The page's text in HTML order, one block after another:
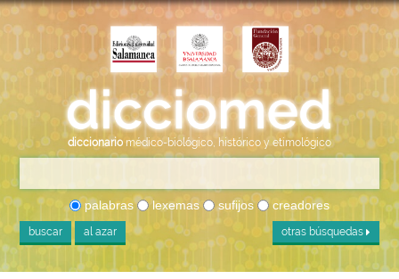
diccionario médico-biológico, histórico y etimológico
palabras lexemas sufijos creadores
buscar al azar otras búsquedas